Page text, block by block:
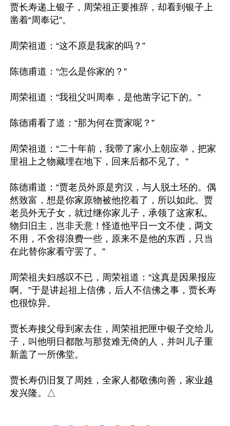
贾长寿递上银子，周荣祖正要推辞，却看到银子上
凿着“周奉记”。
周荣祖道：“这不原是我家的吗？”
陈德甫道：“怎么是你家的？”
周荣祖道：“我祖父叫周奉，是他凿字记下的。”
陈德甫看了道：“那为何在贾家呢？”
周荣祖道：“二十年前，我带了家小上朝应举，把家
里祖上之物藏埋在地下，回来后都不见了。”
陈德甫道：“贾老员外原是穷汉，与人脱土坯的。偶
然致富，想是你家原物被他挖着了，所以如此。贾
老员外无子女，就过继你家儿子，承领了这家私。
物归旧主，岂非天意！怪道他平日一文不使，两文
不用，不舍得浪费一些，原来不是他的东西，只当
在此替你家看守罢了。”
周荣祖夫妇感叹不已，周荣祖道：“这真是因果报应
啊。”于是讲起祖上信佛，后人不信佛之事，贾长寿
也很惊异。
贾长寿接父母到家去住，周荣祖把匣中银子交给儿
子，叫他明日都散与那贫难无倚的人，并叫儿子重
新盖了一所佛堂。
贾长寿仍旧复了周姓，全家人都敬佛向善，家业越